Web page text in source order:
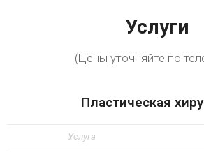
Услуги
(Цены уточняйте по
Пластическая
Услуга